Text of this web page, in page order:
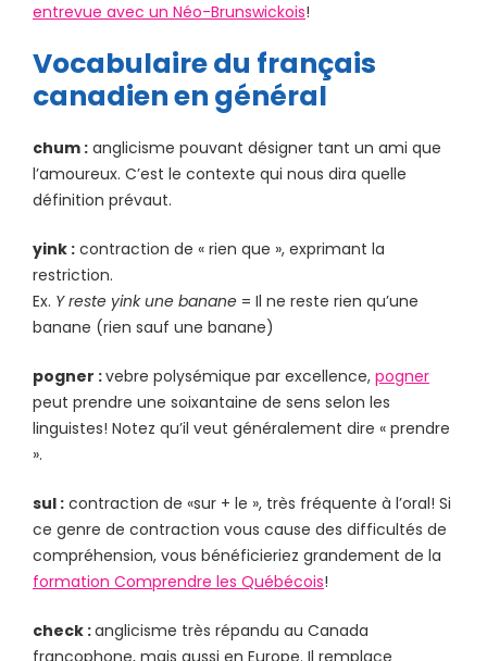
entrevue avec un Néo-Brunswickois!
Vocabulaire du français
canadien en général
chum : anglicisme pouvant désigner tant un ami que
l’amoureux. C’est le contexte qui nous dira quelle
définition prévaut.
yink : contraction de « rien que », exprimant la
restriction.
Ex. Y reste yink une banane = Il ne reste rien qu’une
banane (rien sauf une banane)
pogner :vebre polysémique par excellence, pogner
peut prendre une soixantaine de sens selon les
linguistes! Notez qu’il veut généralement dire « prendre
».
sul : contraction de «sur + le », très fréquente à l’oral! Si
ce genre de contraction vous cause des difficultés de
compréhension, vous bénéficieriez grandement de la
formation Comprendre les Québécois!
check :anglicisme très répandu au Canada